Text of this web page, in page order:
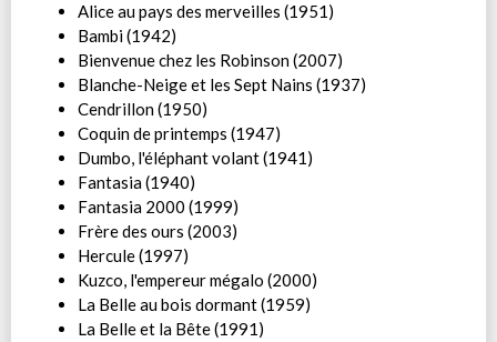
Alice au pays des merveilles (1951)
Bambi (1942)
Bienvenue chez les Robinson (2007)
Blanche-Neige et les Sept Nains (1937)
Cendrillon (1950)
Coquin de printemps (1947)
Dumbo, l'éléphant volant (1941)
Fantasia (1940)
Fantasia 2000 (1999)
Frère des ours (2003)
Hercule (1997)
Kuzco, l'empereur mégalo (2000)
La Belle au bois dormant (1959)
La Belle et la Bête (1991)